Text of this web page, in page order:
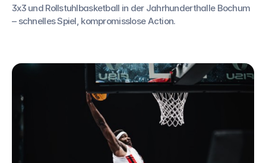
3x3 und Rollstuhlbasketball in der Jahrhunderthalle Bochum
– schnelles Spiel, kompromisslose Action.